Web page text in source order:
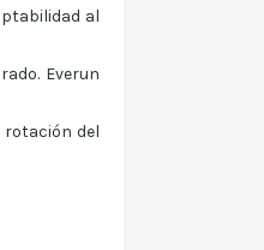
al
Everun
rotación del